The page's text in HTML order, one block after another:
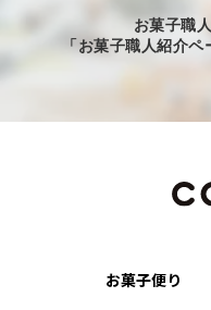
お菓子職
「お菓子職人紹介
お菓子便り